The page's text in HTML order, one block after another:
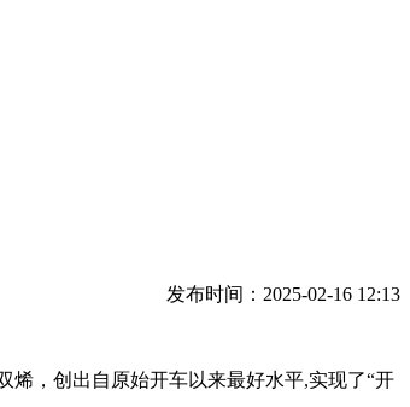
发布时间：2025-02-16 12:13
，创出自原始开车以来最好水平,实现了“开